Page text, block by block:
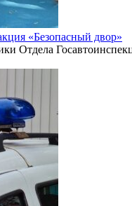
«Безопасный двор»
Отдела